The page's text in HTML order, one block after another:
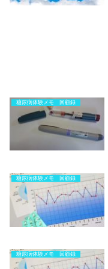
糖尿病体験メモ 回顧録
糖尿病体験メモ 回顧録
糖尿病体験メモ 回顧録